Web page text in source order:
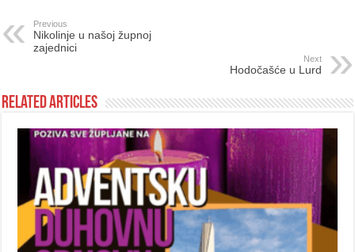
Previous
Nikolinje u našoj župnoj
zajednici
Next
Hodočašće u Lurd
Related Articles